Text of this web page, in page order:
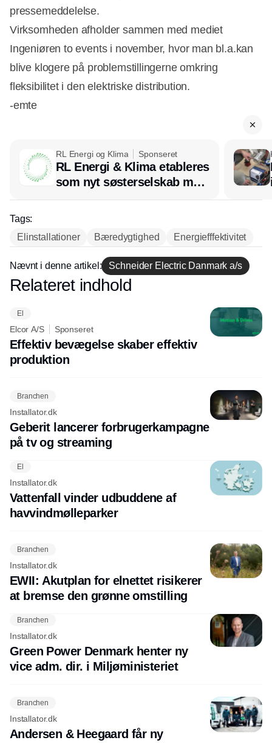
pressemeddelelse.
Virksomheden afholder sammen med mediet
Ingeniøren to events i november, hvor man bl.a.kan
blive klogere på problemstillingerne omkring
fleksibilitet i den elektriske distribution.
-emte
RL Energi og Klima Sponseret
RL Energi & Klima etableres
som nyt søsterselskab med
afsæt i RL Ventilation
Tags:
Elinstallationer
Bæredygtighed Energiefffektivitet
Nævnt i denne artikel: Schneider Electric Danmark a/s
Annonce
Relateret indhold
El
Elcor A/S Sponseret
Effektiv bevægelse skaber effektiv
produktion
Branchen
Installator.dk
Geberit lancerer forbrugerkampagne
på tv og streaming
El
Installator.dk
Vattenfall vinder udbuddene af
havvindmølleparker
Branchen
Installator.dk
EWII: Akutplan for elnettet risikerer
at bremse den grønne omstilling
Branchen
Installator.dk
Green Power Denmark henter ny
vice adm. dir. i Miljøministeriet
Branchen
Installator.dk
Andersen & Heegaard får ny